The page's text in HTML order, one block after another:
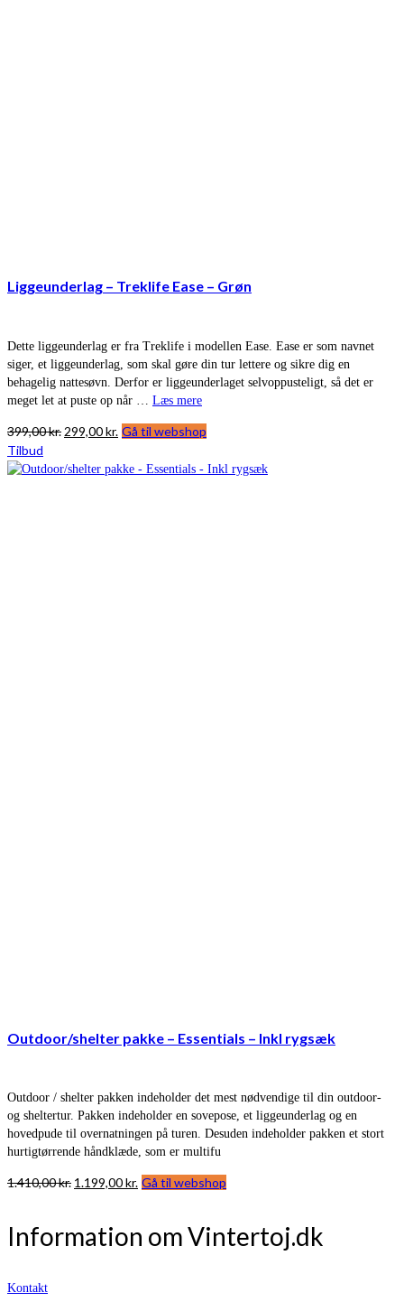
Liggeunderlag – Treklife Ease – Grøn
Dette liggeunderlag er fra Treklife i modellen Ease. Ease er som navnet
siger, et liggeunderlag, som skal gøre din tur lettere og sikre dig en
behagelig nattesøvn. Derfor er liggeunderlaget selvoppusteligt, så det er
meget let at puste op når … Læs mere
399,00kr. Den
pris
299,00kr. Den
pris
Gå til webshop
Tilbud
Outdoor/shelter pakke – Essentials – Inkl rygsæk
Outdoor / shelter pakken indeholder det mest nødvendige til din outdoor-
og sheltertur. Pakken indeholder en sovepose, et liggeunderlag og en
hovedpude til overnatningen på turen. Desuden indeholder pakken et stort
hurtigtørrende håndklæde, som er multifu
1.410,00kr. Den
var:
1.199,00kr. Den
er:
Gå til webshop
Information om Vintertoj.dk
Kontakt